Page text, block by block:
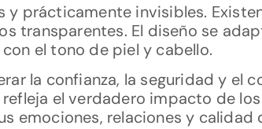
prácticamente invisibles.
transparentes. El diseño se
el tono de piel y cabello.
la confianza, la seguridad y el
el verdadero impacto de los
emociones, relaciones y calidad